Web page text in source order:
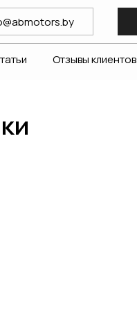
Отзывы клиентов